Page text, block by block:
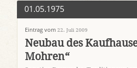
01.05.1975
Eintrag vom 22. Juli 2009
Neubau des
Mohren“